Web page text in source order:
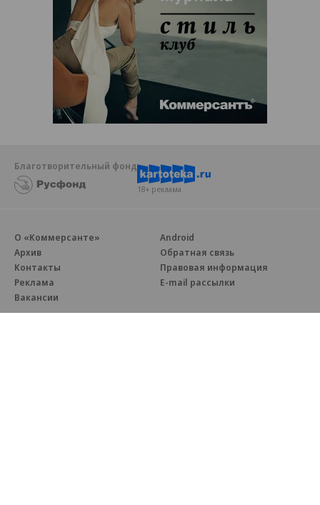
Благотворительный фонд
18+ реклама
О «Коммерсанте»
Архив
Контакты
Реклама
Вакансии
Android
Обратная связь
Правовая информация
E-mail рассылки